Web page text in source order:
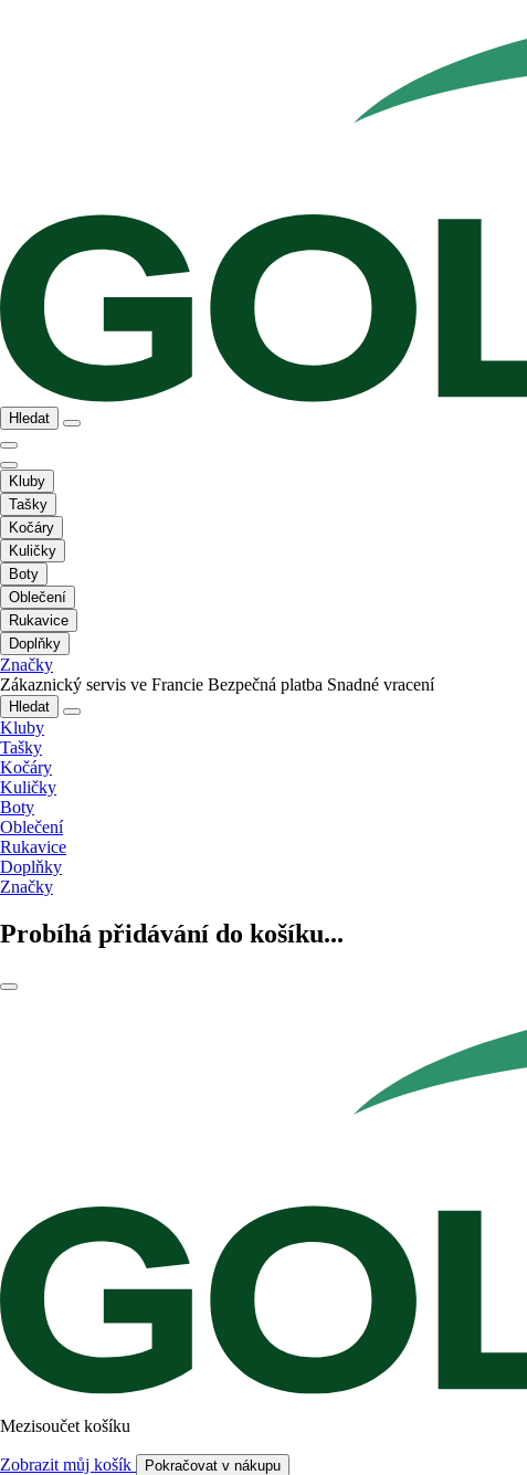
Hledat
Kluby
Tašky
Kočáry
Kuličky
Boty
Oblečení
Rukavice
Doplňky
Značky
Zákaznický servis ve Francie Bezpečná platba Snadné vracení
Hledat
Kluby
Tašky
Kočáry
Kuličky
Boty
Oblečení
Rukavice
Doplňky
Značky
Probíhá přidávání do košíku...
Mezisoučet košíku
Zobrazit můj košík Pokračovat v nákupu